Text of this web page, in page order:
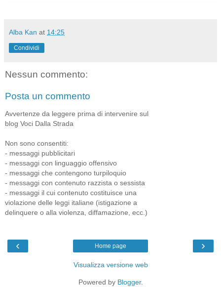
Alba Kan at 14:25
Condividi
Nessun commento:
Posta un commento
Avvertenze da leggere prima di intervenire sul
blog Voci Dalla Strada
Non sono consentiti:
- messaggi pubblicitari
- messaggi con linguaggio offensivo
- messaggi che contengono turpiloquio
- messaggi con contenuto razzista o sessista
- messaggi il cui contenuto costituisce una
violazione delle leggi italiane (istigazione a
delinquere o alla violenza, diffamazione, ecc.)
‹ ›
Home page
Visualizza versione web
Powered by Blogger.